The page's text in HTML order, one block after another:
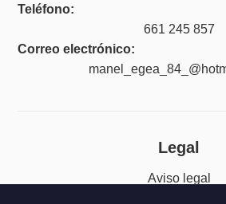
Teléfono:
661 245 857
Correo electrónico:
Legal
Aviso legal